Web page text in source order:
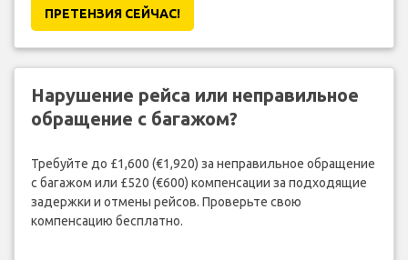
ПРЕТЕНЗИЯ CЕЙЧАС!
Нарушение рейса или неправильное
обращение с багажом?
Требуйте до £1,600 (€1,920) за неправильное обращение
с багажом или £520 (€600) компенсации за подходящие
задержки и отмены рейсов. Проверьте свою
компенсацию бесплатно.